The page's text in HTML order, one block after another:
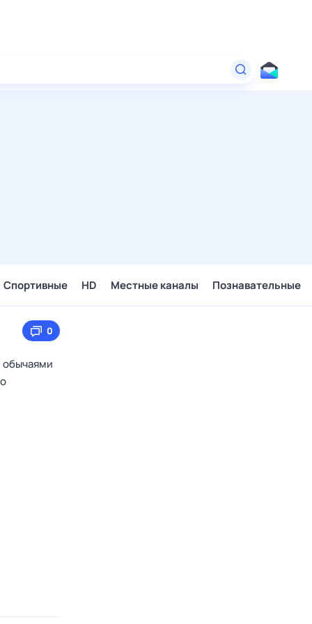
Спортивные HD Местные каналы Познавательные
0
обычаями